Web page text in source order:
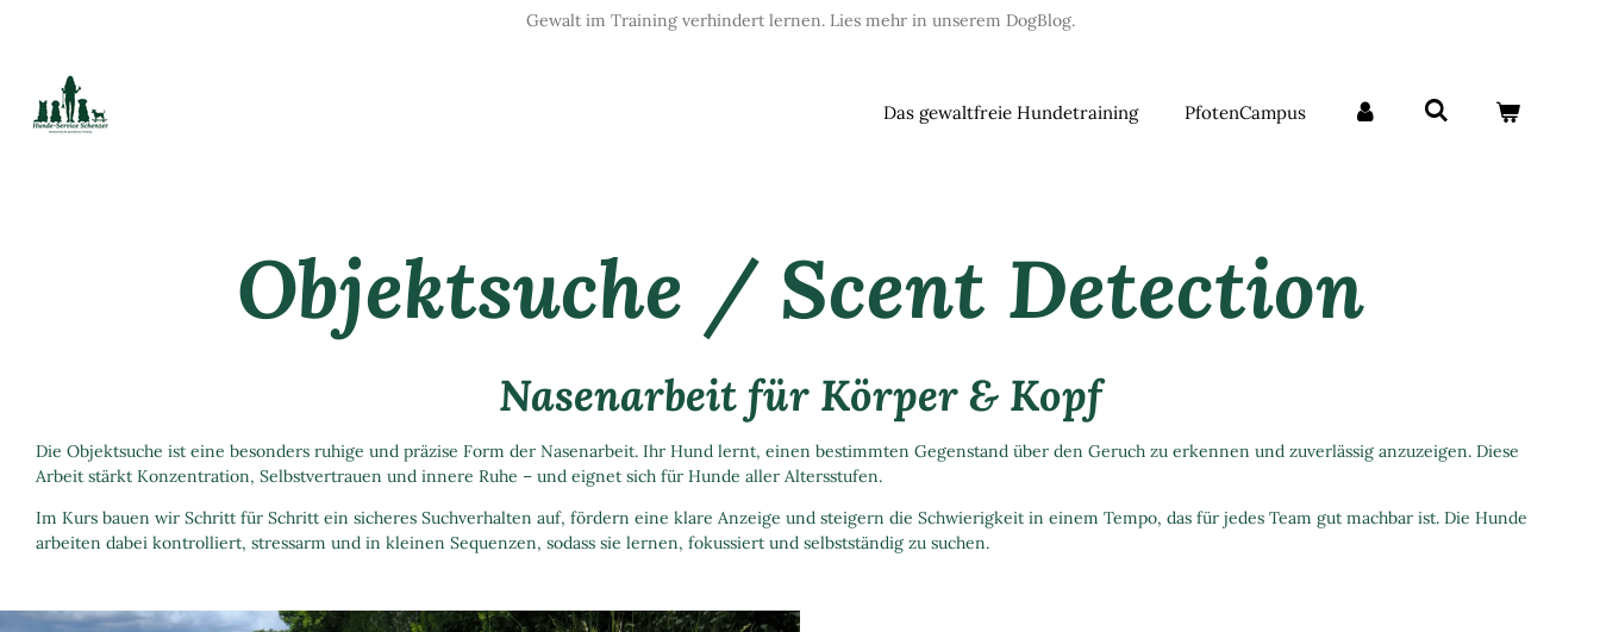
springen
Gewalt im Training verhindert lernen. Lies mehr in unserem DogBlog.
Das gewaltfreie Hundetraining PfotenCampus
Objektsuche / Scent Detection
Nasenarbeit für Körper & Kopf
Die Objektsuche ist eine besonders ruhige und präzise Form der Nasenarbeit. Ihr Hund lernt, einen bestimmten Gegenstand über den Geruch zu erkennen und zuverlässig anzuzeigen. Diese
Arbeit stärkt Konzentration, Selbstvertrauen und innere Ruhe – und eignet sich für Hunde aller Altersstufen.
Im Kurs bauen wir Schritt für Schritt ein sicheres Suchverhalten auf, fördern eine klare Anzeige und steigern die Schwierigkeit in einem Tempo, das für jedes Team gut machbar ist. Die Hunde
arbeiten dabei kontrolliert, stressarm und in kleinen Sequenzen, sodass sie lernen, fokussiert und selbstständig zu suchen.